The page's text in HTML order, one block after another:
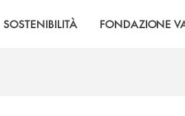
SOSTENIBILITÀ FONDAZIONE